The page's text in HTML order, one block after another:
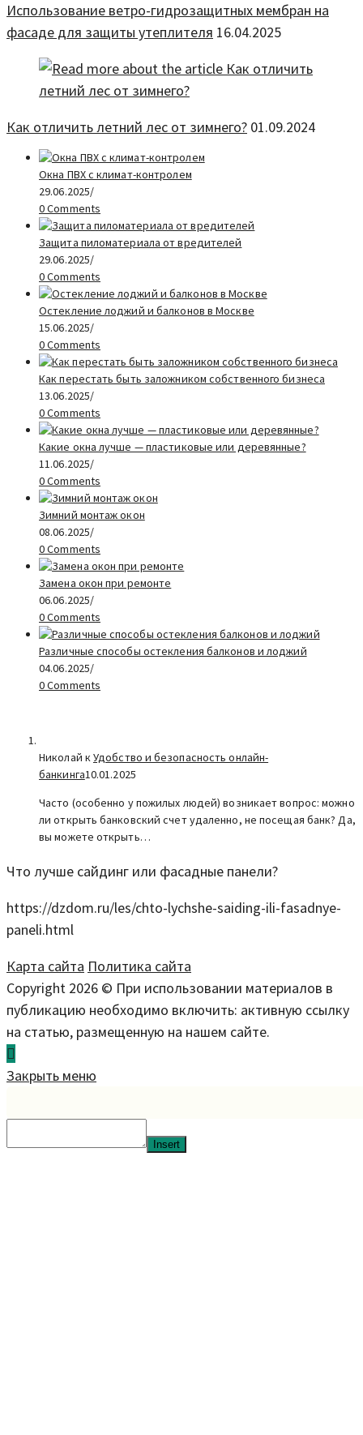
Использование ветро-гидрозащитных мембран на
фасаде для защиты утеплителя 16.04.2025
Как отличить летний лес от зимнего? 01.09.2024
Окна ПВХ с климат-контролем
29.06.2025/
0 Comments
Защита пиломатериала от вредителей
29.06.2025/
0 Comments
Остекление лоджий и балконов в Москве
15.06.2025/
0 Comments
Как перестать быть заложником собственного бизнеса
13.06.2025/
0 Comments
Какие окна лучше — пластиковые или деревянные?
11.06.2025/
0 Comments
Зимний монтаж окон
08.06.2025/
0 Comments
Замена окон при ремонте
06.06.2025/
0 Comments
Различные способы остекления балконов и лоджий
04.06.2025/
0 Comments
Николай кУдобство и безопасность онлайн-
банкинга10.01.2025
Часто (особенно у пожилых людей) возникает вопрос: можно
ли открыть банковский счет удаленно, не посещая банк? Да,
вы можете открыть…
Что лучше сайдинг или фасадные панели?
https://dzdom.ru/les/chto-lychshe-saiding-ili-fasadnye-
paneli.html
Карта сайта Политика сайта
Copyright 2026 © При использовании материалов в
публикацию необходимо включить: активную ссылку
на статью, размещенную на нашем сайте.
Закрыть меню
Insert